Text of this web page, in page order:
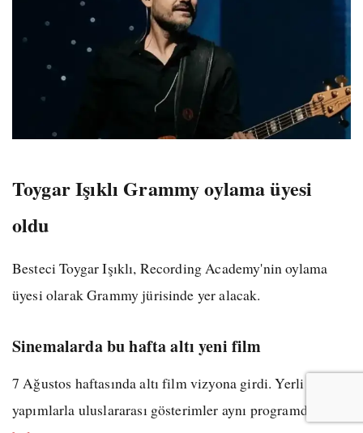
Toygar Işıklı Grammy oylama üyesi
oldu
Besteci Toygar Işıklı, Recording Academy'nin oylama
üyesi olarak Grammy jürisinde yer alacak.
Sinemalarda bu hafta altı yeni film
7 Ağustos haftasında altı film vizyona girdi. Yerli
yapımlarla uluslararası gösterimler aynı programda